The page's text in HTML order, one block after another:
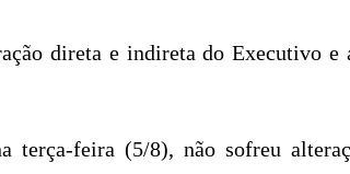
direta e indireta do Executivo
feira (5/8), não sofreu